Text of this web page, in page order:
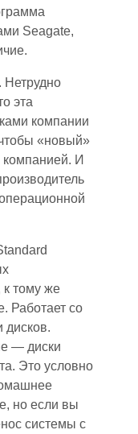
Seagate,
Нетрудно
эта
компании
«новый»
компанией. И
тому же
Работает со
дисков.
— диски
Это условно
но если вы
системы с